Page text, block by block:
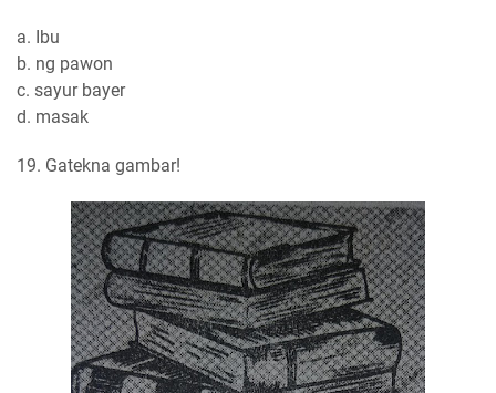
a. Ibu
b. ng pawon
c. sayur bayer
d. masak
19. Gatekna gambar!